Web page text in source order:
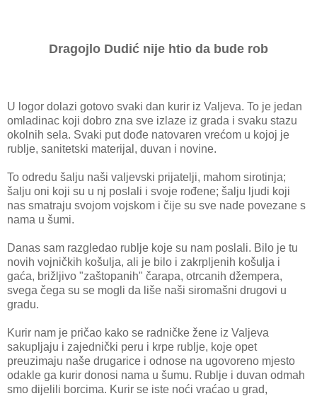
Dragojlo Dudić nije htio da bude rob
U logor dolazi gotovo svaki dan kurir iz Valjeva. To je jedan
omladinac koji dobro zna sve izlaze iz grada i svaku stazu
okolnih sela. Svaki put dođe natovaren vrećom u kojoj je
rublje, sanitetski materijal, duvan i novine.
To odredu šalju naši valjevski prijatelji, mahom sirotinja;
šalju oni koji su u nj poslali i svoje rođene; šalju ljudi koji
nas smatraju svojom vojskom i čije su sve nade povezane s
nama u šumi.
Danas sam razgledao rublje koje su nam poslali. Bilo je tu
novih vojničkih košulja, ali je bilo i zakrpljenih košulja i
gaća, brižljivo "zaštopanih" čarapa, otrcanih džempera,
svega čega su se mogli da liše naši siromašni drugovi u
gradu.
Kurir nam je pričao kako se radničke žene iz Valjeva
sakupljaju i zajednički peru i krpe rublje, koje opet
preuzimaju naše drugarice i odnose na ugovoreno mjesto
odakle ga kurir donosi nama u šumu. Rublje i duvan odmah
smo dijelili borcima. Kurir se iste noći vraćao u grad,